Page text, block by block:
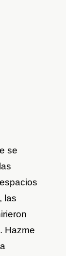
se
las
Hazme